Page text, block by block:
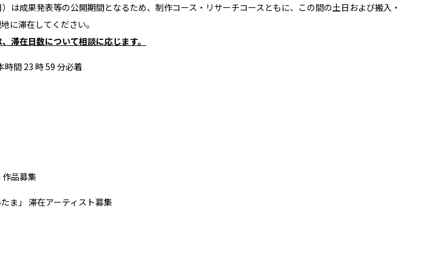
は成果発表等の公開期間となるため、制作コース・リサーチコースともに、この間の土日および搬入・
に滞在してください。
滞在日数について相談に応じます。
時間 23 時 59 分必着
品募集
ま」 滞在アーティスト募集